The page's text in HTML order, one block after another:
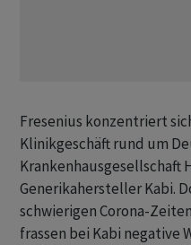
Fresenius konzentriert
Klinikgeschäft rund um
Krankenhausgesellschaft
Generikahersteller Kabi.
schwierigen Corona-
frassen bei Kabi negative